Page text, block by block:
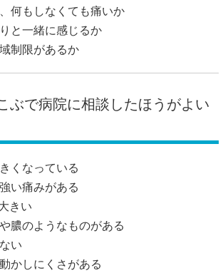
何もしなくても痛いか
と一緒に感じるか
制限があるか
ぶで病院に相談したほうがよい
くなっている
い痛みがある
きい
膿のようなものがある
い
かしにくさがある